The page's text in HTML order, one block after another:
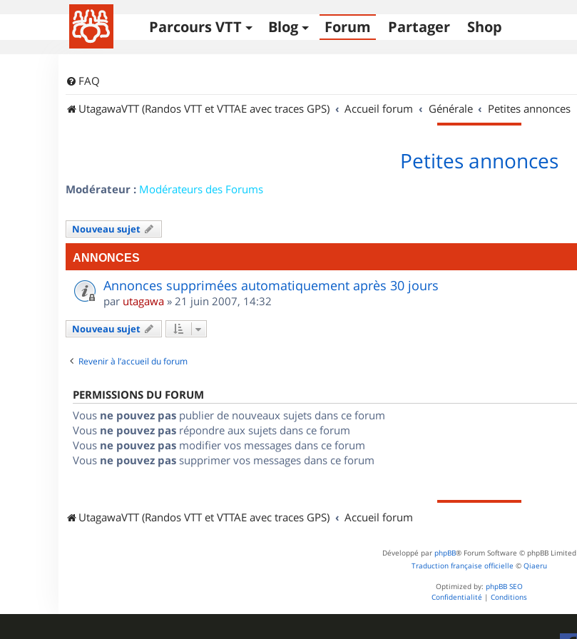
Parcours VTT Blog Forum Partager Shop
FAQ
UtagawaVTT (Randos VTT et VTTAE avec traces GPS)
Accueil forum Générale Petites annonces
Petites annonces
Modérateur : Modérateurs des Forums
Nouveau sujet
ANNONCES
Annonces supprimées automatiquement après 30 jours
par utagawa » 21 juin 2007, 14:32
Nouveau sujet
Revenir à l’accueil du forum
PERMISSIONS DU FORUM
Vous ne pouvez pas publier de nouveaux sujets dans ce forum
Vous ne pouvez pas répondre aux sujets dans ce forum
Vous ne pouvez pas modifier vos messages dans ce forum
Vous ne pouvez pas supprimer vos messages dans ce forum
UtagawaVTT (Randos VTT et VTTAE avec traces GPS) Accueil forum
Développé par phpBB® Forum Software © phpBB Limited
Traduction française officielle © Qiaeru
Optimized by: phpBB SEO
Confidentialité | Conditions